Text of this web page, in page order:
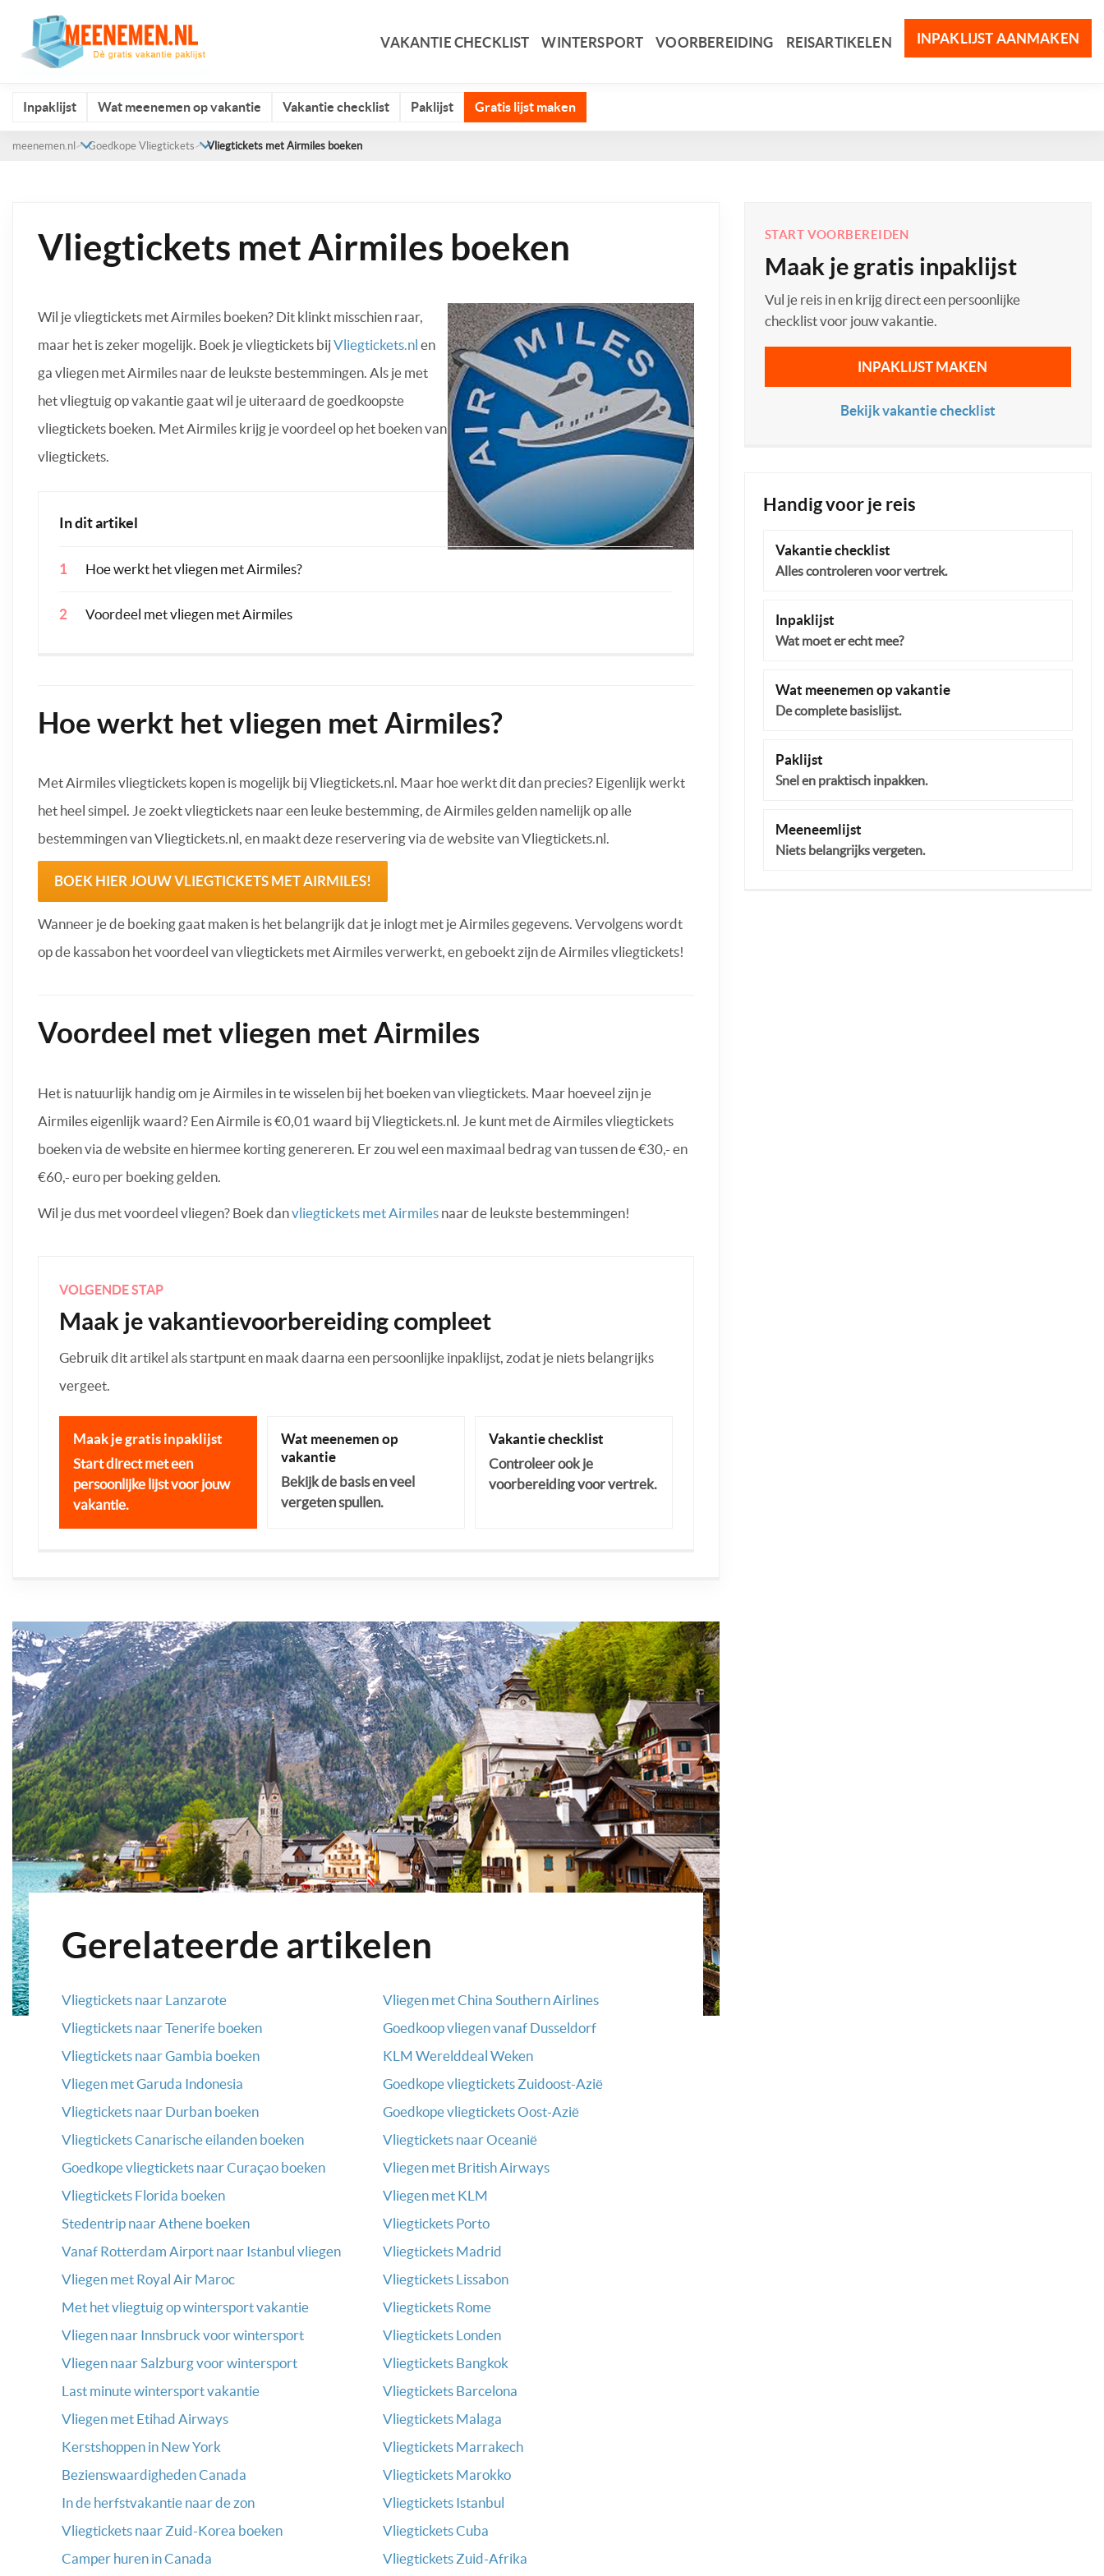
VAKANTIE CHECKLIST WINTERSPORT VOORBEREIDING REISARTIKELEN INPAKLIJST AANMAKEN
Inpaklijst Wat meenemen op vakantie Vakantie checklist Paklijst Gratis lijst maken
meenemen.nl Goedkope Vliegtickets Vliegtickets met Airmiles boeken
Vliegtickets met Airmiles boeken
Wil je vliegtickets met Airmiles boeken? Dit klinkt misschien raar,
maar het is zeker mogelijk. Boek je vliegtickets bij Vliegtickets.nl en
ga vliegen met Airmiles naar de leukste bestemmingen. Als je met
het vliegtuig op vakantie gaat wil je uiteraard de goedkoopste
vliegtickets boeken. Met Airmiles krijg je voordeel op het boeken van
vliegtickets.
In dit artikel
Hoe werkt het vliegen met Airmiles?
Voordeel met vliegen met Airmiles
Hoe werkt het vliegen met Airmiles?
Met Airmiles vliegtickets kopen is mogelijk bij Vliegtickets.nl. Maar hoe werkt dit dan precies? Eigenlijk werkt
het heel simpel. Je zoekt vliegtickets naar een leuke bestemming, de Airmiles gelden namelijk op alle
bestemmingen van Vliegtickets.nl, en maakt deze reservering via de website van Vliegtickets.nl.
BOEK HIER JOUW VLIEGTICKETS MET AIRMILES!
Wanneer je de boeking gaat maken is het belangrijk dat je inlogt met je Airmiles gegevens. Vervolgens wordt
op de kassabon het voordeel van vliegtickets met Airmiles verwerkt, en geboekt zijn de Airmiles vliegtickets!
Voordeel met vliegen met Airmiles
Het is natuurlijk handig om je Airmiles in te wisselen bij het boeken van vliegtickets. Maar hoeveel zijn je
Airmiles eigenlijk waard? Een Airmile is €0,01 waard bij Vliegtickets.nl. Je kunt met de Airmiles vliegtickets
boeken via de website en hiermee korting genereren. Er zou wel een maximaal bedrag van tussen de €30,- en
€60,- euro per boeking gelden.
Wil je dus met voordeel vliegen? Boek danvliegtickets met Airmiles naar de leukste bestemmingen!
VOLGENDE STAP
Maak je vakantievoorbereiding compleet
Gebruik dit artikel als startpunt en maak daarna een persoonlijke inpaklijst, zodat je niets belangrijks
vergeet.
Maak je gratis inpaklijst
Start direct met een
persoonlijke lijst voor jouw
vakantie.
Wat meenemen op
vakantie
Bekijk de basis en veel
vergeten spullen.
Vakantie checklist
Controleer ook je
voorbereiding voor vertrek.
Gerelateerde artikelen
Vliegtickets naar Lanzarote
Vliegtickets naar Tenerife boeken
Vliegtickets naar Gambia boeken
Vliegen met Garuda Indonesia
Vliegtickets naar Durban boeken
Vliegtickets Canarische eilanden boeken
Goedkope vliegtickets naar Curaçao boeken
Vliegtickets Florida boeken
Stedentrip naar Athene boeken
Vanaf Rotterdam Airport naar Istanbul vliegen
Vliegen met Royal Air Maroc
Met het vliegtuig op wintersport vakantie
Vliegen naar Innsbruck voor wintersport
Vliegen naar Salzburg voor wintersport
Last minute wintersport vakantie
Vliegen met Etihad Airways
Kerstshoppen in New York
Bezienswaardigheden Canada
In de herfstvakantie naar de zon
Vliegtickets naar Zuid-Korea boeken
Camper huren in Canada
Vliegen met China Southern Airlines
Goedkoop vliegen vanaf Dusseldorf
KLM Werelddeal Weken
Goedkope vliegtickets Zuidoost-Azië
Goedkope vliegtickets Oost-Azië
Vliegtickets naar Oceanië
Vliegen met British Airways
Vliegen met KLM
Vliegtickets Porto
Vliegtickets Madrid
Vliegtickets Lissabon
Vliegtickets Rome
Vliegtickets Londen
Vliegtickets Bangkok
Vliegtickets Barcelona
Vliegtickets Malaga
Vliegtickets Marrakech
Vliegtickets Marokko
Vliegtickets Istanbul
Vliegtickets Cuba
Vliegtickets Zuid-Afrika
START VOORBEREIDEN
Maak je gratis inpaklijst
Vul je reis in en krijg direct een persoonlijke
checklist voor jouw vakantie.
INPAKLIJST MAKEN
Bekijk vakantie checklist
Handig voor je reis
Vakantie checklist
Alles controleren voor vertrek.
Inpaklijst
Wat moet er echt mee?
Wat meenemen op vakantie
De complete basislijst.
Paklijst
Snel en praktisch inpakken.
Meeneemlijst
Niets belangrijks vergeten.